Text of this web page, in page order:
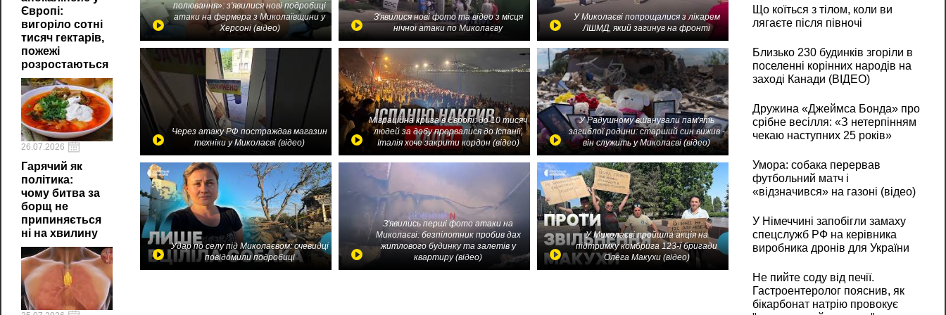
Європі:
вигоріло сотні
тисяч гектарів,
пожежі
розростаються
26.07.2026
Гарячий як
політика:
чому битва за
борщ не
припиняється
ні на хвилину
полювання»: з'явилися нові подробиці
атаки на фермера з Миколаївщини у
Херсоні (відео)
З'явилися нові фото та відео з місця
нічної атаки по Миколаєву
У Миколаєві попрощалися з лікарем
ЛШМД, який загинув на фронті
Через атаку РФ постраждав магазин
техніки у Миколаєві (відео)
Міграційна криза в Європі: до 10 тисяч
людей за добу прорвалися до Іспанії,
Італія хоче закрити кордон (відео)
У Радушному вшанували пам'ять
загиблої родини: старший син вижив -
він служить у Миколаєві (відео)
Удар по селу під Миколаєвом: очевидці
повідомили подробиці
З'явились перші фото атаки на
Миколаєві: безпілотник пробив дах
житлового будинку та залетів у
квартиру (відео)
У Миколаєві пройшла акція на
підтримку комбрига 123-ї бригади
Олега Макухи (відео)
Що коїться з тілом, коли ви
лягаєте після півночі
Близько 230 будинків згоріли в
поселенні корінних народів на
заході Канади (ВІДЕО)
Дружина «Джеймса Бонда» про
срібне весілля: «З нетерпінням
чекаю наступних 25 років»
Умора: собака перервав
футбольний матч і
«відзначився» на газоні (відео)
У Німеччині запобігли замаху
спецслужб РФ на керівника
виробника дронів для України
Не пийте соду від печії.
Гастроентеролог пояснив, як
бікарбонат натрію провокує